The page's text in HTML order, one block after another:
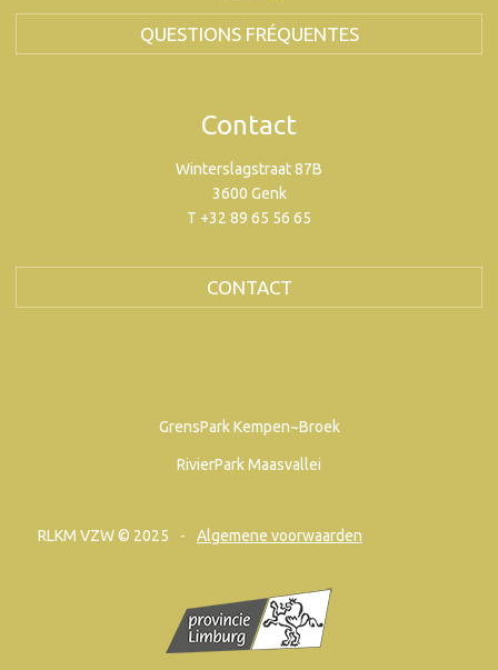
QUESTIONS FRÉQUENTES
Contact
Winterslagstraat 87B
3600 Genk
T +32 89 65 56 65
CONTACT
GrensPark Kempen~Broek
RivierPark Maasvallei
RLKM VZW © 2025 Algemene voorwaarden